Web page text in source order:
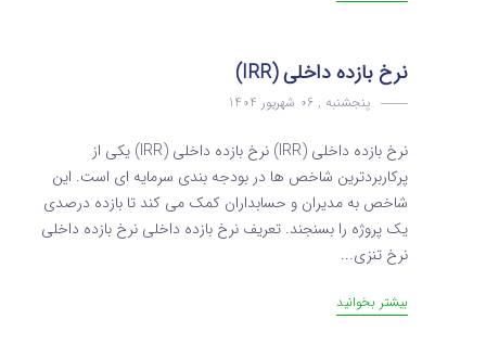
نرخ بازده داخلی (IRR)
پنجشنبه , 06 شهریور 1404
نرخ بازده داخلی (IRR) نرخ بازده داخلی (IRR) یکی از
پرکاربردترین شاخص ها در بودجه بندی سرمایه ای است. این
شاخص به مدیران و حسابداران کمک می کند تا بازده درصدی
یک پروژه را بسنجند. تعریف نرخ بازده داخلی نرخ بازده داخلی
نرخ تنزی...
بیشتر بخوانید